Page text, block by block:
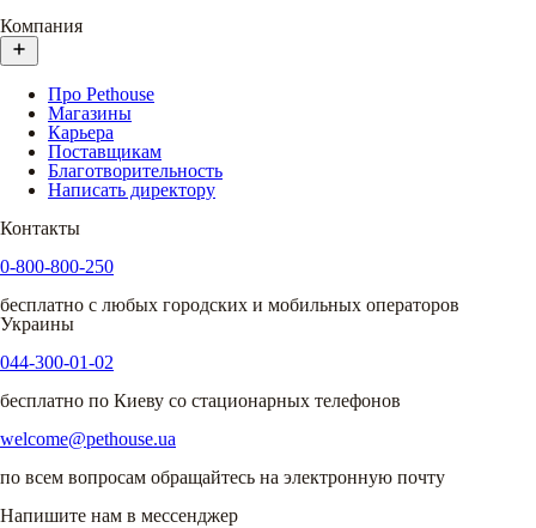
Компания
Про Pethouse
Магазины
Карьера
Поставщикам
Благотворительность
Написать директору
Контакты
0-800-800-250
бесплатно с любых городских и мобильных операторов
Украины
044-300-01-02
бесплатно по Киеву со стационарных телефонов
welcome@pethouse.ua
по всем вопросам обращайтесь на электронную почту
Напишите нам в мессенджер